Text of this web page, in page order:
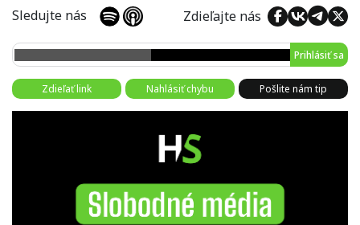
Sledujte nás Zdieľajte nás
Prihlásiť sa
Zdieľať link Nahlásiť chybu Pošlite nám tip